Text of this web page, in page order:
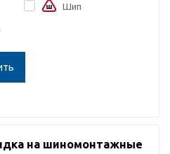
Шип
на шиномонтажные